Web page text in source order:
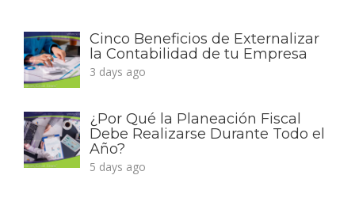
Cinco Beneficios de Externalizar
la Contabilidad de tu Empresa
3 days ago
¿Por Qué la Planeación Fiscal
Debe Realizarse Durante Todo el
Año?
5 days ago